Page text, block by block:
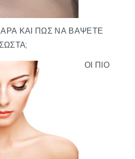
ΚΑΙ ΠΏΣ ΝΑ ΒΆΨΕΤΕ
ΟΙ ΠΙΟ